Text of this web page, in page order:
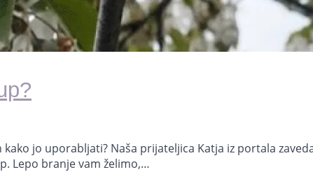
jo uporabljati?⁣ Naša prijateljica Katja iz portala
Lepo branje vam želimo,…